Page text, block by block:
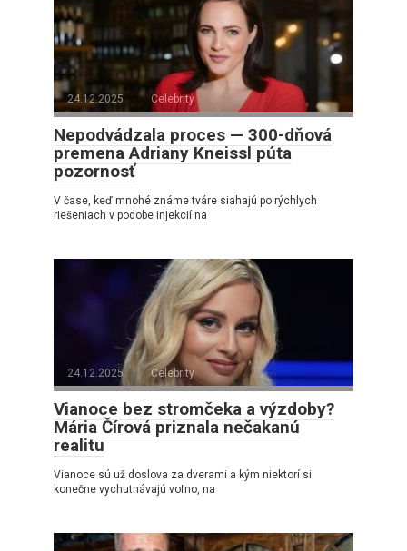
24.12.2025 Celebrity
Nepodvádzala proces — 300-dňová
premena Adriany Kneissl púta
pozornosť
V čase, keď mnohé známe tváre siahajú po rýchlych
riešeniach v podobe injekcií na
24.12.2025 Celebrity
Vianoce bez stromčeka a výzdoby?
Mária Čírová priznala nečakanú
realitu
Vianoce sú už doslova za dverami a kým niektorí si
konečne vychutnávajú voľno, na